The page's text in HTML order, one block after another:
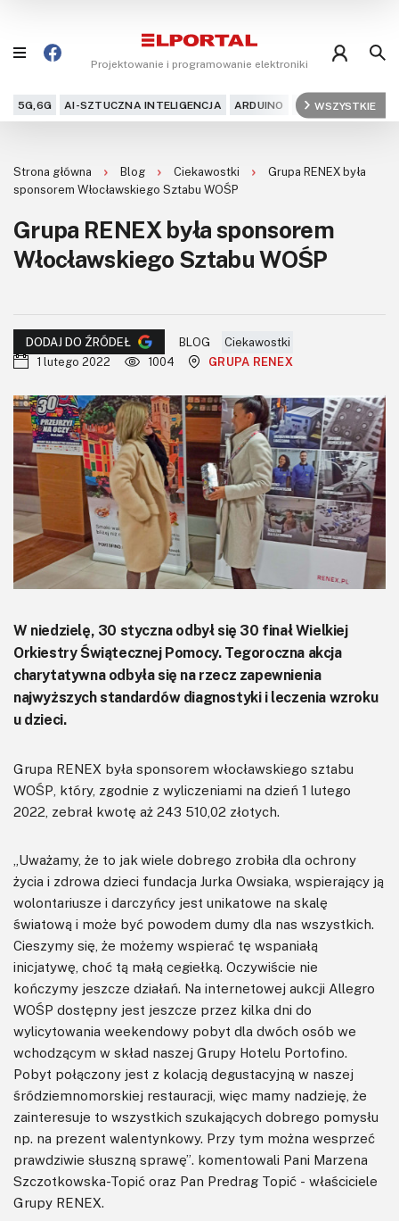
Projektowanie i programowanie elektroniki
5G,6G AI-SZTUCZNA INTELIGENCJA ARDUINO ARM AUDIO
WSZYSTKIE
Projekty
Kursy
DIY+
Dla Ciebie
KITy AVT
Kontakt
Newsletter
Magazyny
Archiwum
Strona główna Blog Ciekawostki
Grupa RENEX była
sponsorem Włocławskiego Sztabu WOŚP
Grupa RENEX była sponsorem
Włocławskiego Sztabu WOŚP
DODAJ DO ŹRÓDEŁ BLOG
Ciekawostki
1 lutego 2022
1004 GRUPA RENEX
W niedzielę, 30 styczna odbył się 30 finał Wielkiej
Orkiestry Świątecznej Pomocy. Tegoroczna akcja
charytatywna odbyła się na rzecz zapewnienia
najwyższych standardów diagnostyki i leczenia wzroku
u dzieci.
Grupa RENEX była sponsorem włocławskiego sztabu
WOŚP, który, zgodnie z wyliczeniami na dzień 1 lutego
2022, zebrał kwotę aż 243 510,02 złotych.
„Uważamy, że to jak wiele dobrego zrobiła dla ochrony
życia i zdrowa dzieci fundacja Jurka Owsiaka, wspierający ją
wolontariusze i darczyńcy jest unikatowe na skalę
światową i może być powodem dumy dla nas wszystkich.
Cieszymy się, że możemy wspierać tę wspaniałą
inicjatywę, choć tą małą cegiełką. Oczywiście nie
kończymy jeszcze działań. Na internetowej aukcji Allegro
WOŚP dostępny jest jeszcze przez kilka dni do
wylicytowania weekendowy pobyt dla dwóch osób we
wchodzącym w skład naszej Grupy Hotelu Portofino.
Pobyt połączony jest z kolacją degustacyjną w naszej
śródziemnomorskiej restauracji, więc mamy nadzieję, że
zainteresuje to wszystkich szukających dobrego pomysłu
np. na prezent walentynkowy. Przy tym można wesprzeć
prawdziwie słuszną sprawę”. komentowali Pani Marzena
Szczotkowska-Topić oraz Pan Predrag Topić - właściciele
Grupy RENEX.